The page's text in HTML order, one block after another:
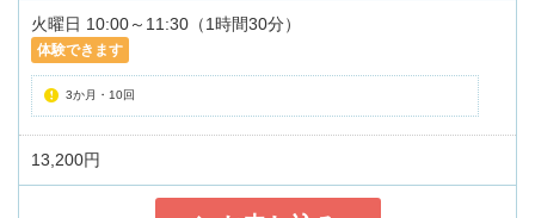
火曜日 10:00～11:30（1時間30分）
体験できます
3か月・10回
13,200円